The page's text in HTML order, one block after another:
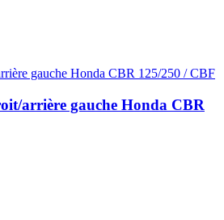
arrière gauche Honda CBR